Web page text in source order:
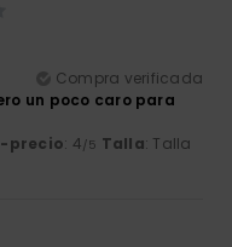
Compra verificada
un poco caro para
precio: 4/5 Talla: Talla